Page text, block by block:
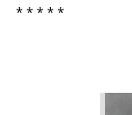
* * * * *